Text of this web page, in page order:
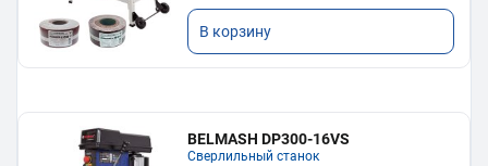
В корзину
BELMASH DP300-16VS
Сверлильный станок